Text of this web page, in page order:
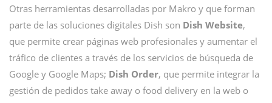
Otras herramientas desarrolladas por Makro y que forman
parte de las soluciones digitales Dish son Dish Website,
que permite crear páginas web profesionales y aumentar el
tráfico de clientes a través de los servicios de búsqueda de
Google y Google Maps; Dish Order, que permite integrar la
gestión de pedidos take away o food delivery en la web o